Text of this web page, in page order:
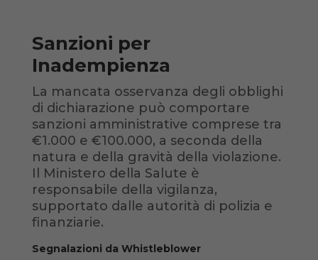
Sanzioni per
Inadempienza
La mancata osservanza degli obblighi
di dichiarazione può comportare
sanzioni amministrative comprese tra
€1.000 e €100.000, a seconda della
natura e della gravità della violazione.
Il Ministero della Salute è
responsabile della vigilanza,
supportato dalle autorità di polizia e
finanziarie.
Segnalazioni da Whistleblower